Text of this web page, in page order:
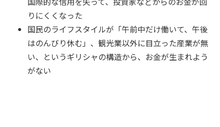
りにくくなった
国民のライフスタイルが「午前中だけ働いて、午後
はのんびり休む」、観光業以外に目立った産業が無
い、というギリシャの構造から、お金が生まれよう
がない